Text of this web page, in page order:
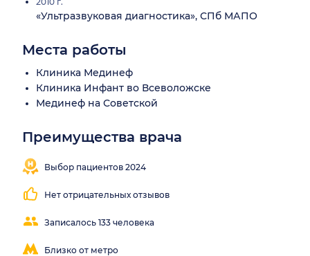
«Ультразвуковая диагностика», СПб МАПО
Места работы
Клиника Мединеф
Клиника Инфант во Всеволожске
Мединеф на Советской
Преимущества врача
Выбор пациентов 2024
Нет отрицательных отзывов
Записалось 133 человека
Близко от метро
осмотр